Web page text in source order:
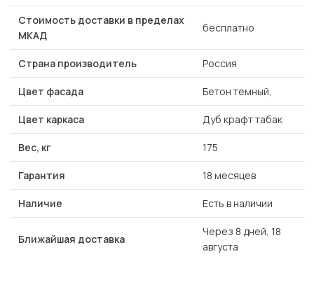
Стоимость доставки в пределах
МКАД
бесплатно
Страна производитель Россия
Цвет фасада Бетон темный,
Цвет каркаса Дуб крафт табак
Вес, кг 175
Гарантия 18 месяцев
Наличие Есть в наличии
Ближайшая доставка
Через 8 дней, 18
августа